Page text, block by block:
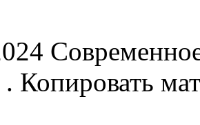
. Копировать